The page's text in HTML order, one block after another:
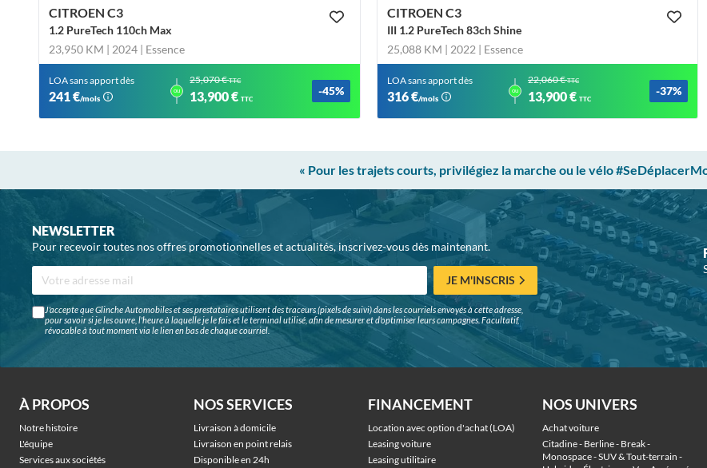
CITROEN C3
1.2 PureTech 110ch Max
23,950 KM | 2024 | Essence
LOA sans apport dès
241 €/mois
ou
25,070 €TTC
13,900 €TTC
-45%
CITROEN C3
III 1.2 PureTech 83ch Shine
25,088 KM | 2022 | Essence
LOA sans apport dès
316 €/mois
ou
22,060 €TTC
13,900 € TTC
-37%
« Pour les trajets courts, privilégiez la marche ou le vélo
NEWSLETTER
Pour recevoir toutes nos offres promotionnelles et actualités, inscrivez-vous dès maintenant.
JE M'INSCRIS
J'accepte que Glinche Automobiles et ses prestataires utilisent des traceurs (pixels de suivi) dans les courriels envoyés à cette adresse,
pour savoir si je les ouvre, l'heure à laquelle je le fais et le terminal utilisé, afin de mesurer et d'optimiser leurs campagnes. Facultatif,
révocable à tout moment via le lien en bas de chaque courriel.
À PROPOS
Notre histoire
L'équipe
Services aux sociétés
NOS SERVICES
Livraison à domicile
Livraison en point relais
Disponible en 24h
FINANCEMENT
Location avec option d'achat (LOA)
Leasing voiture
Leasing utilitaire
NOS UNIVERS
Achat voiture
Citadine - Berline - Break -
Monospace - SUV & Tout-terrain -